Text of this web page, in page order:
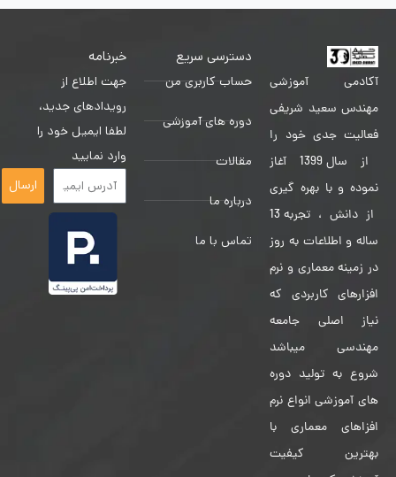
آکادمی آموزشی
مهندس سعید شریفی
فعالیت جدی خود را
از سال 1399 آغاز
نموده و با بهره گیری
از دانش ، تجربه 13
ساله و اطلاعات به روز
در زمینه معماری و نرم
افزارهای کاربردی که
نیاز اصلی جامعه
مهندسی میباشد
شروع به تولید دوره
های آموزشی انواع نرم
افزاهای معماری با
بهترین کیفیت
دسترسی سریع
حساب کاربری من
دوره های آموزشی
مقالات
درباره ما
تماس با ما
خبرنامه
جهت اطلاع از
رویدادهای جدید،
لطفا ایمیل خود را
وارد نمایید
ارسال